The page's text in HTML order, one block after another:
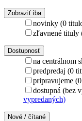
Zobraziť iba
novinky (0
zľavnené tituly
Dostupnosť
na centrálnom
predpredaj (0
pripravujeme
dostupná (bez
vypredaných)
Nové / čítané